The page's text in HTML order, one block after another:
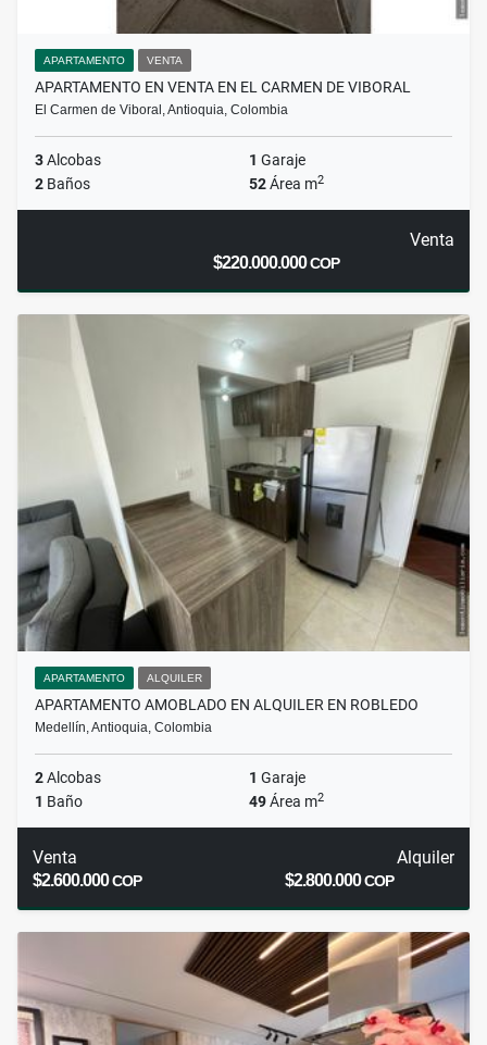
APARTAMENTO VENTA
APARTAMENTO EN VENTA EN EL CARMEN DE VIBORAL
El Carmen de Viboral, Antioquia, Colombia
3Alcobas 1 Garaje
2 Baños 52Área m2
Venta
$220.000.000COP
APARTAMENTO ALQUILER
APARTAMENTO AMOBLADO EN ALQUILER EN ROBLEDO
Medellín, Antioquia, Colombia
2Alcobas 1 Garaje
1 Baño 49Área m2
Venta
$2.600.000COP
Alquiler
$2.800.000COP